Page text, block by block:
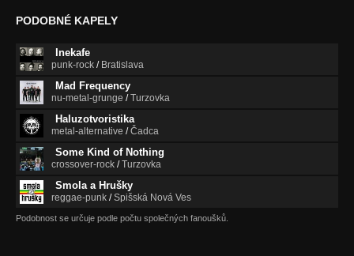
PODOBNÉ KAPELY
Inekafe
punk-rock / Bratislava
Mad Frequency
nu-metal-grunge /Turzovka
Haluzotvoristika
metal-alternative /Čadca
Some Kind of Nothing
crossover-rock /Turzovka
Smola a Hrušky
reggae-punk /Spišská Nová Ves
Podobnost se určuje podle počtu společných fanoušků.